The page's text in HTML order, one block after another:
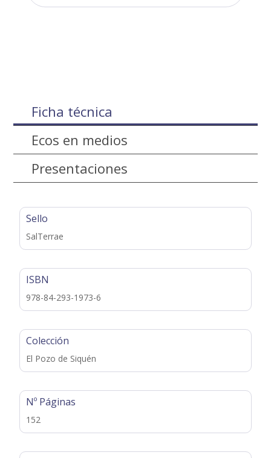
Ficha técnica
Ecos en medios
Presentaciones
Sello
SalTerrae
ISBN
978-84-293-1973-6
Colección
El Pozo de Siquén
Nº Páginas
152